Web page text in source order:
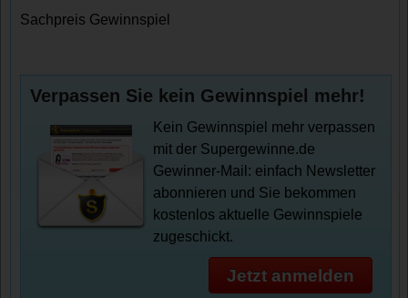
Sachpreis Gewinnspiel
Verpassen Sie kein Gewinnspiel mehr!
Kein Gewinnspiel mehr verpassen
mit der Supergewinne.de
Gewinner-Mail: einfach Newsletter
abonnieren und Sie bekommen
kostenlos aktuelle Gewinnspiele
zugeschickt.
Jetzt anmelden